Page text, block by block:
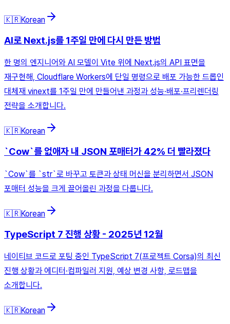
🇰🇷Korean
AI로 Next.js를 1주일 만에 다시 만든 방법
한 명의 엔지니어와 AI 모델이 Vite 위에 Next.js의 API 표면을
재구현해, Cloudflare Workers에 단일 명령으로 배포 가능한 드롭인
대체재 vinext를 1주일 만에 만들어낸 과정과 성능·배포·프리렌더링
전략을 소개합니다.
🇰🇷Korean
`Cow`를 없애자 내 JSON 포매터가 42% 더 빨라졌다
`Cow`를 `str`로 바꾸고 토큰과 상태 머신을 분리하면서 JSON
포매터 성능을 크게 끌어올린 과정을 다룹니다.
🇰🇷Korean
TypeScript 7 진행 상황 - 2025년 12월
네이티브 코드로 포팅 중인 TypeScript 7(프로젝트 Corsa)의 최신
진행 상황과 에디터·컴파일러 지원, 예상 변경 사항, 로드맵을
소개합니다.
🇰🇷Korean